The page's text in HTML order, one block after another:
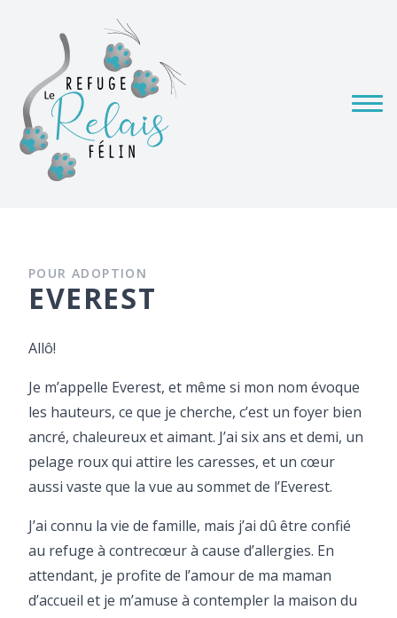
POUR ADOPTION
EVEREST
Allô!
Je m’appelle Everest, et même si mon nom évoque
les hauteurs, ce que je cherche, c’est un foyer bien
ancré, chaleureux et aimant. J’ai six ans et demi, un
pelage roux qui attire les caresses, et un cœur
aussi vaste que la vue au sommet de l’Everest.
J’ai connu la vie de famille, mais j’ai dû être confié
au refuge à contrecœur à cause d’allergies. En
attendant, je profite de l’amour de ma maman
d’accueil et je m’amuse à contempler la maison du